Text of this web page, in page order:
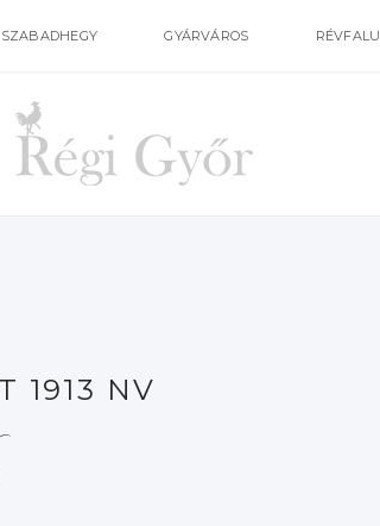
SZABADHEGY GYÁRVÁROS RÉVFALU
1913 NV